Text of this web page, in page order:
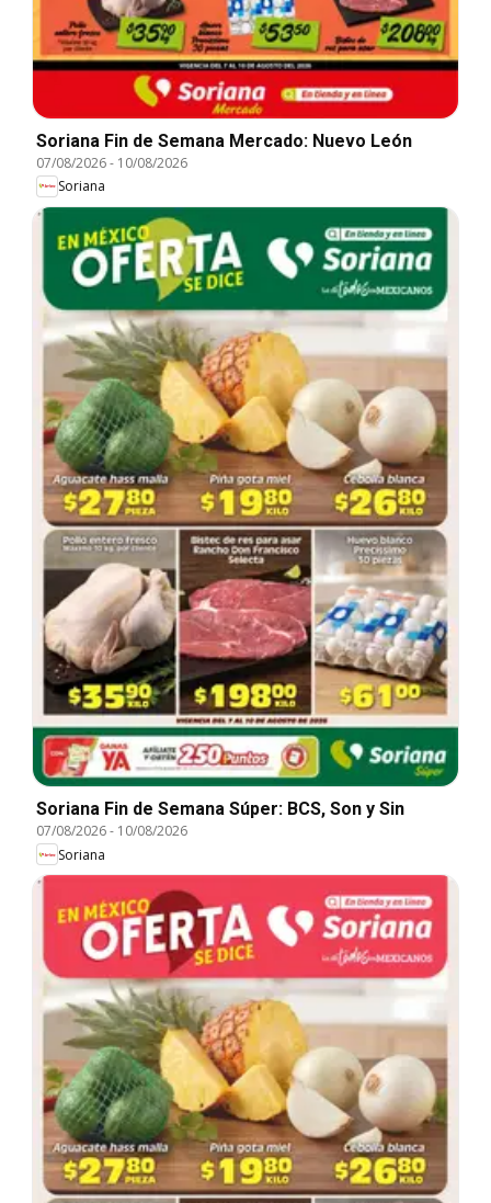
Soriana Fin de Semana Mercado: Nuevo León
07/08/2026- 10/08/2026
Soriana
Soriana Fin de Semana Súper: BCS, Son y Sin
07/08/2026- 10/08/2026
Soriana